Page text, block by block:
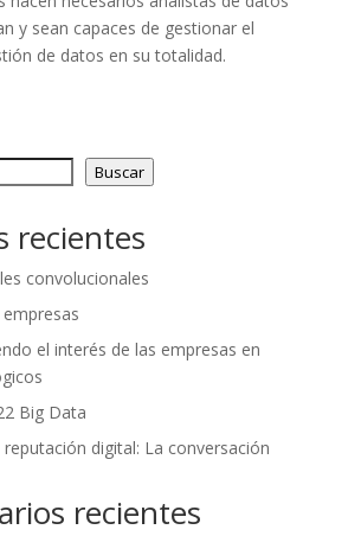
y sean capaces de gestionar el
de datos en su totalidad.
Buscar
recientes
convolucionales
el interés de las empresas en
Big Data
reputación digital: La conversación
recientes